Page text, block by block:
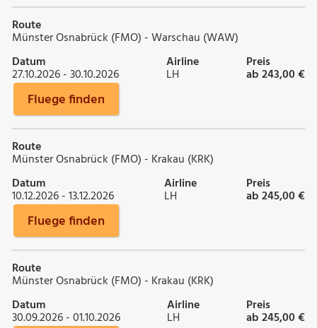
Route
Münster Osnabrück (FMO) - Warschau (WAW)
Datum
27.10.2026 - 30.10.2026
Airline
LH
Preis
ab 243,00 €
Fluege finden
Route
Münster Osnabrück (FMO) - Krakau (KRK)
Datum
10.12.2026 - 13.12.2026
Airline
LH
Preis
ab 245,00 €
Fluege finden
Route
Münster Osnabrück (FMO) - Krakau (KRK)
Datum
30.09.2026 - 01.10.2026
Airline
LH
Preis
ab 245,00 €